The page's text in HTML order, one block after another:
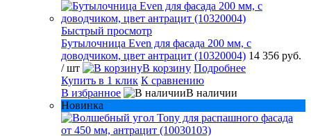
Быстрый просмотр
Бутылочница Even для фасада 200 мм, с
доводчиком, цвет антрацит (10320004) 14 356 руб.
/ шт
В корзину Подробнее
Купить в 1 клик К сравнению
В избранное
В наличии
Новинка